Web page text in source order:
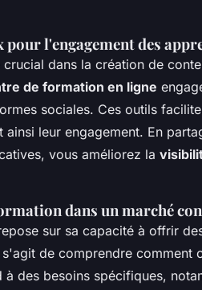
l'engagement des
dans la création de
de formation en ligne
sociales. Ces outils
leur engagement. En
vous améliorez la
dans un marché
sur sa capacité à offrir
de comprendre comment
des besoins spécifiques,